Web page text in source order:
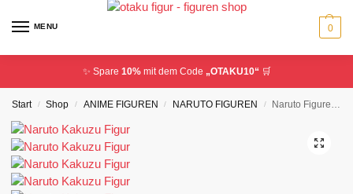
MENU 0
✨ Spare 10%mit dem Code „OTAKU10“ 🛒
Start / Shop / ANIME FIGUREN / NARUTO FIGUREN / Naruto Figuren Kakuzu Figur Akatsuki